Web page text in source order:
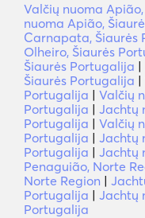
Valčių nuoma
nuoma Apião,
Carnapata, Šiaurės
Olheiro, Šiaurės
Šiaurės Portugalija |
Šiaurės Portugalija |
Portugalija | Valčių
Portugalija | Jachtų
Portugalija | Valčių
Portugalija | Jachtų
Portugalija | Jachtų
Penaguião, Norte
Norte Region |
Portugalija | Jachtų
Portugalija